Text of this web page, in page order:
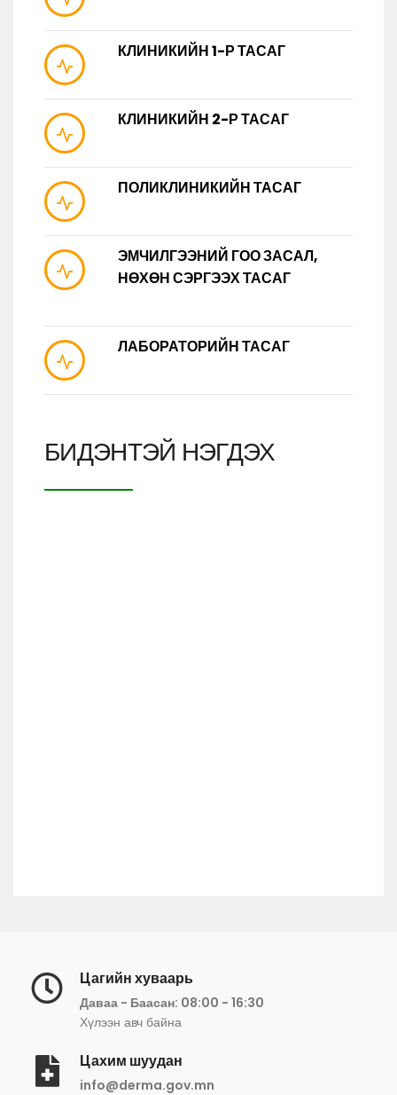
КЛИНИКИЙН 1-Р ТАСАГ
КЛИНИКИЙН 2-Р ТАСАГ
ПОЛИКЛИНИКИЙН ТАСАГ
ЭМЧИЛГЭЭНИЙ ГОО ЗАСАЛ,
НӨХӨН СЭРГЭЭХ ТАСАГ
ЛАБОРАТОРИЙН ТАСАГ
БИДЭНТЭЙ НЭГДЭХ
Цагийн хуваарь
Даваа - Баасан: 08:00 - 16:30
Хүлээн авч байна
Цахим шуудан
info@derma.gov.mn